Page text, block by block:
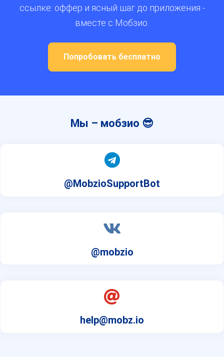
ссылке: оффер и ясный шаг до приложения -
вместе с Мобзио.
Попробовать бесплатно
Мы – мобзио 😎
@MobzioSupportBot
@mobzio
help@mobz.io